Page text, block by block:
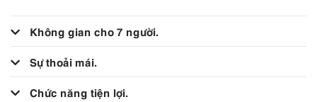
Không gian cho 7 người.
Sự thoải mái.
Chức năng tiện lợi.